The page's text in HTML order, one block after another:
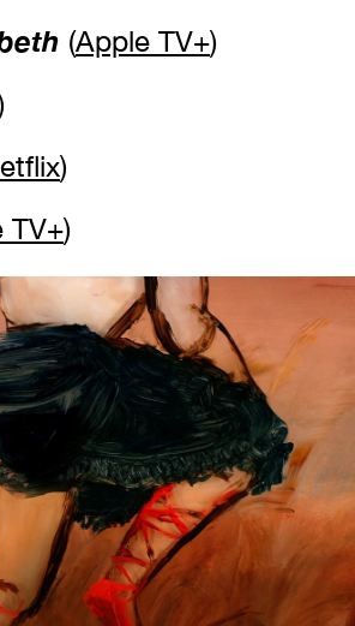
(Apple TV+)
)
TV+)